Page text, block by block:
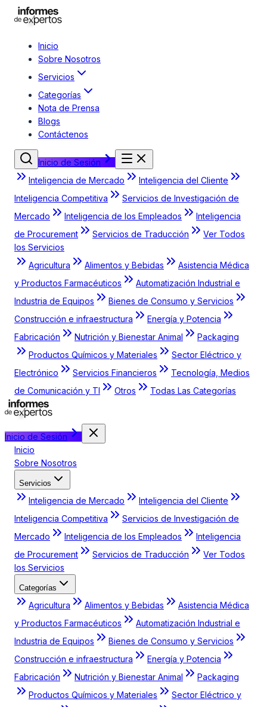
Inicio
Sobre Nosotros
Servicios
Categorías
Nota de Prensa
Blogs
Contáctenos
Inicio de Sesión
Inteligencia de Mercado
Inteligencia del Cliente
Inteligencia Competitiva
Servicios de Investigación de
Mercado
Inteligencia de los Empleados
Inteligencia
de Procurement
Servicios de Traducción
Ver Todos
los Servicios
Agricultura
Alimentos y Bebidas
Asistencia Médica
y Productos Farmacéuticos
Automatización Industrial e
Industria de Equipos
Bienes de Consumo y Servicios
Construcción e infraestructura
Energía y Potencia
Fabricación
Nutrición y Bienestar Animal
Packaging
Productos Químicos y Materiales
Sector Eléctrico y
Electrónico
Servicios Financieros
Tecnología, Medios
de Comunicación y TI
Otros Todas Las Categorías
Inicio de Sesión
Inicio
Sobre Nosotros
Servicios
Inteligencia de Mercado
Inteligencia del Cliente
Inteligencia Competitiva
Servicios de Investigación de
Mercado
Inteligencia de los Empleados
Inteligencia
de Procurement
Servicios de Traducción
Ver Todos
los Servicios
Categorías
Agricultura Alimentos y Bebidas
Asistencia Médica
y Productos Farmacéuticos
Automatización Industrial e
Industria de Equipos
Bienes de Consumo y Servicios
Construcción e infraestructura
Energía y Potencia
Fabricación
Nutrición y Bienestar Animal
Packaging
Productos Químicos y Materiales
Sector Eléctrico y